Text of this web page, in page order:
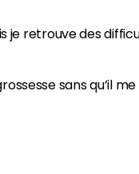
je retrouve des
sans qu’il